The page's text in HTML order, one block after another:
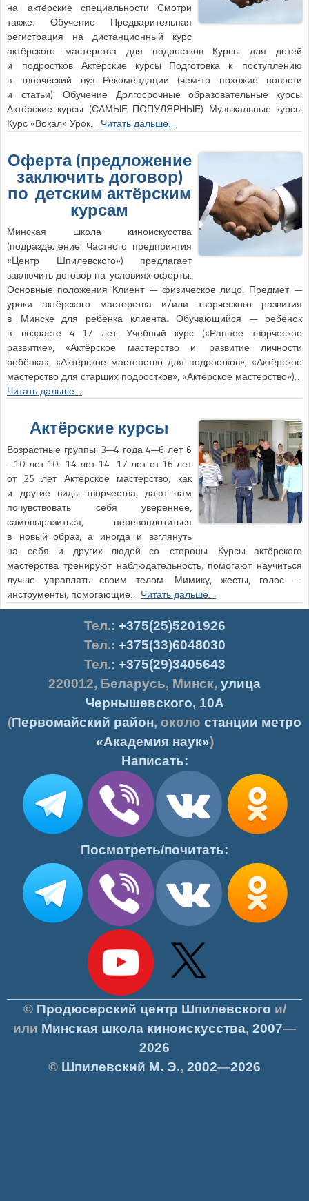
на актёрские специальности Смотри
также: Обучение Предварительная
регистрация на дистанционный курс
актёрского мастерства для подростков Курсы для детей
и подростков Актёрские курсы Подготовка к поступлению
в творческий вуз Рекомендации (чем-то похожие новости
и статьи): Обучение Долгосрочные образовательные курсы
Актёрские курсы (САМЫЕ ПОПУЛЯРНЫЕ) Музыкальные курсы
Курс «Вокал» Урок… Читать дальше…
Оферта (предложение
заключить договор)
по детским актёрским
курсам
Минская школа киноискусства
(подразделение Частного предприятия
«Центр Шпилевского») предлагает
заключить договор на условиях оферты:
Основные положения Клиент — физическое лицо. Предмет —
уроки актёрского мастерства и/или творческого развития
в Минске для ребёнка клиента. Обучающийся — ребёнок
в возрасте 4—17 лет. Учебный курс («Раннее творческое
развитие», «Актёрское мастерство и развитие личности
ребёнка», «Актёрское мастерство для подростков», «Актёрское
мастерство для старших подростков», «Актёрское мастерство»)…
Читать дальше…
Актёрские курсы
Возрастные группы: 3—4 года 4—6 лет 6
—10 лет 10—14 лет 14—17 лет от 16 лет
от 25 лет Актёрское мастерство, как
и другие виды творчества, дают нам
почувствовать себя увереннее,
самовыразиться, перевоплотиться
в новый образ, а иногда и взглянуть
на себя и других людей со стороны. Курсы актёрского
мастерства тренируют наблюдательность, помогают научиться
лучше управлять своим телом. Мимику, жесты, голос —
инструменты, помогающие… Читать дальше…
Тел.: +375(25)5201926
Тел.: +375(33)6048030
Тел.: +375(29)3405643
220012, Беларусь, Минск, улица
Чернышевского, 10А
(Первомайский район, около станции метро
«Академия наук»)
Написать:
Посмотреть/почитать:
© Продюсерский центр Шпилевского и/
или Минская школа киноискусства, 2007—
2026
© Шпилевский М. Э., 2002—2026